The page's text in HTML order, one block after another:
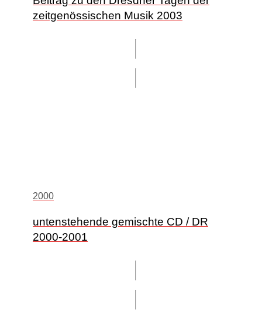
zeitgenössischen Musik 2003
2000
untenstehende gemischte CD / DR
2000-2001